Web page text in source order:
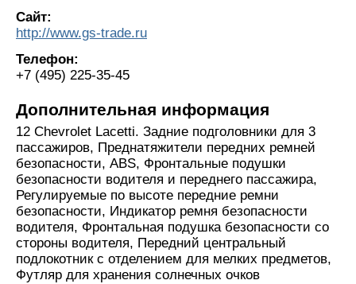
Сайт:
http://www.gs-trade.ru
Телефон:
+7 (495) 225-35-45
Дополнительная информация
12 Chevrolet Lacetti. Задние подголовники для 3
пассажиров, Преднатяжители передних ремней
безопасности, ABS, Фронтальные подушки
безопасности водителя и переднего пассажира,
Регулируемые по высоте передние ремни
безопасности, Индикатор ремня безопасности
водителя, Фронтальная подушка безопасности со
стороны водителя, Передний центральный
подлокотник с отделением для мелких предметов,
Футляр для хранения солнечных очков